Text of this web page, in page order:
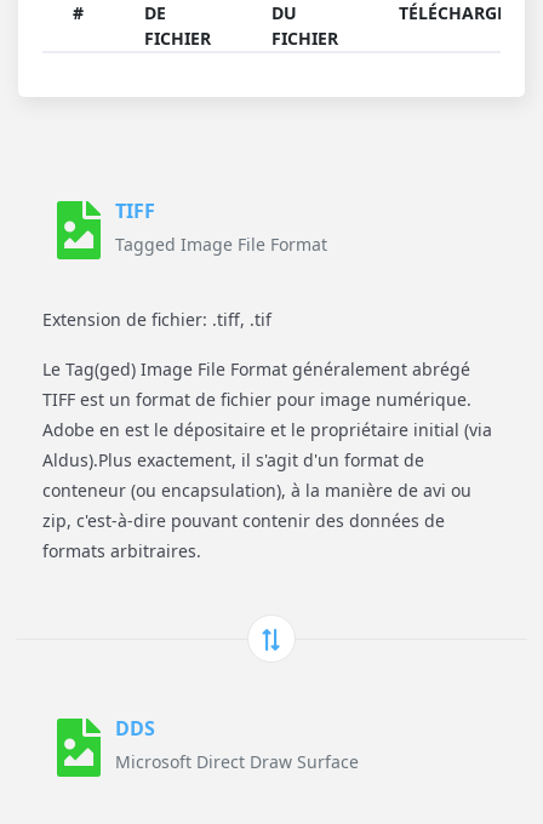
#
DE
FICHIER
DU
FICHIER
TÉLÉCHARGER
TIFF
Tagged Image File Format
Extension de fichier: .tiff, .tif
Le Tag(ged) Image File Format généralement abrégé
TIFF est un format de fichier pour image numérique.
Adobe en est le dépositaire et le propriétaire initial (via
Aldus).Plus exactement, il s'agit d'un format de
conteneur (ou encapsulation), à la manière de avi ou
zip, c'est-à-dire pouvant contenir des données de
formats arbitraires.
DDS
Microsoft Direct Draw Surface